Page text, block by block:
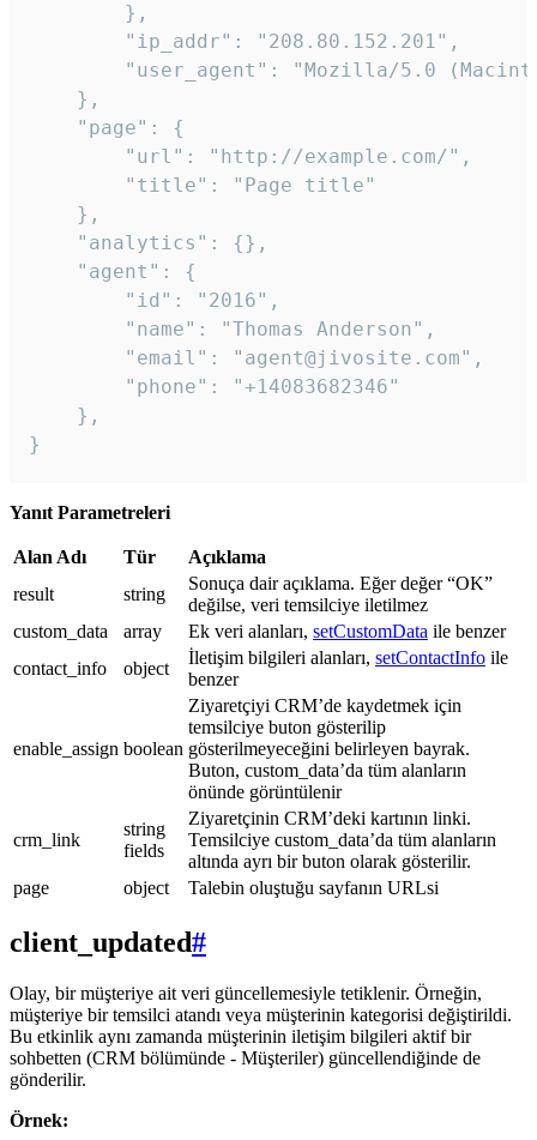
        },
        "ip_addr": "208.80.152.201",
"user_agent": "Mozilla/5.0
    },
    "page": {
        "url": "http://example.com/",
        "title": "Page title"
    },
    "analytics": {},
    "agent": {
        "id": "2016",
        "name": "Thomas Anderson",
        "email": "agent@jivosite.com",
        "phone": "+14083682346"
    },
}
Yanıt Parametreleri
Alan Adı Tür
Açıklama
result
string
Sonuça dair açıklama. Eğer değer “OK”
değilse, veri temsilciye iletilmez
custom_data
array Ek veri alanları, setCustomData ile benzer
contact_info
object
İletişim bilgileri alanları, setContactInfo ile
benzer
enable_assign boolean
Ziyaretçiyi CRM’de kaydetmek için
temsilciye buton gösterilip
gösterilmeyeceğini belirleyen bayrak.
Buton, custom_data’da tüm alanların
önünde görüntülenir
crm_link
string
fields
Ziyaretçinin CRM’deki kartının linki.
Temsilciye custom_data’da tüm alanların
altında ayrı bir buton olarak gösterilir.
page
object Talebin oluştuğu sayfanın URLsi
client_updated#
Olay, bir müşteriye ait veri güncellemesiyle tetiklenir. Örneğin,
müşteriye bir temsilci atandı veya müşterinin kategorisi değiştirildi.
Bu etkinlik aynı zamanda müşterinin iletişim bilgileri aktif bir
sohbetten (CRM bölümünde - Müşteriler) güncellendiğinde de
gönderilir.
Örnek: